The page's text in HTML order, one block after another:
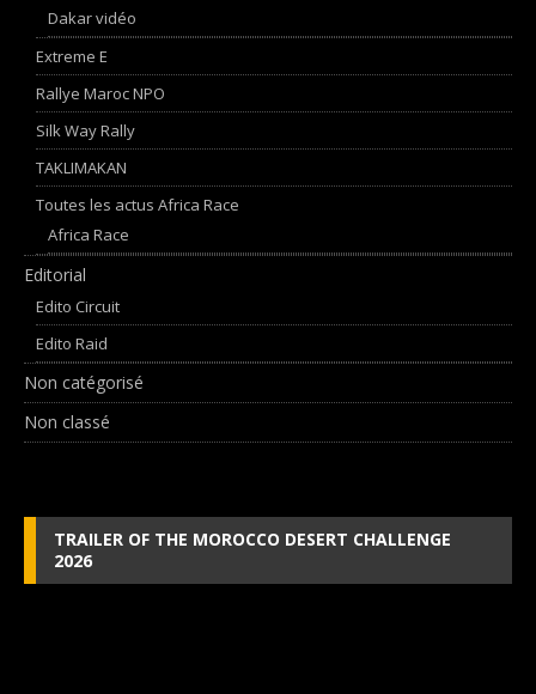
Dakar vidéo
Extreme E
Rallye Maroc NPO
Silk Way Rally
TAKLIMAKAN
Toutes les actus Africa Race
Africa Race
Editorial
Edito Circuit
Edito Raid
Non catégorisé
Non classé
TRAILER OF THE MOROCCO DESERT CHALLENGE
2026